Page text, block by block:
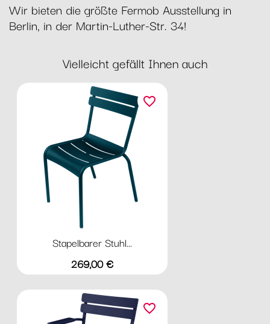
Wir bieten die größte Fermob Ausstellung in
Berlin, in der Martin-Luther-Str. 34!
Vielleicht gefällt Ihnen auch
Stapelbarer Stuhl...
Preis
269,00 €
favorite_border
favorite_border